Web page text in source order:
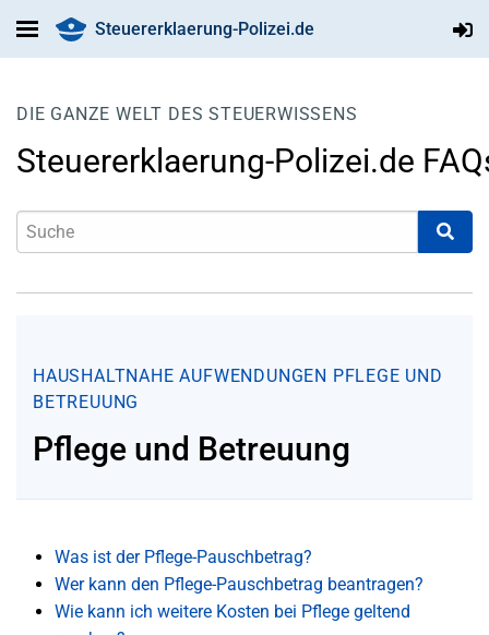
Steuererklaerung-Polizei.de
DIE GANZE WELT DES STEUERWISSENS
Steuererklaerung-Polizei.de
HAUSHALTNAHE AUFWENDUNGEN PFLEGE UND
BETREUUNG
Pflege und Betreuung
Was ist der Pflege-Pauschbetrag?
Wer kann den Pflege-Pauschbetrag beantragen?
Wie kann ich weitere Kosten bei Pflege geltend